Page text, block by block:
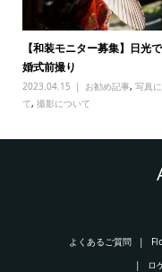
【和装モニター募集】日光
婚式前撮り
2023.04.15 お勧め記事, 写真
て, 撮影について
よくあるご質問
ロ